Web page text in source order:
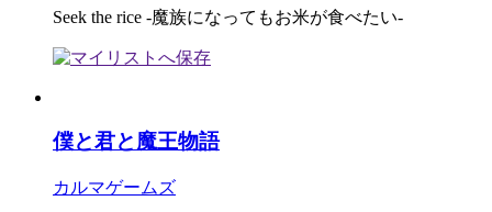
Seek the rice -魔族になってもお米が食べたい-
僕と君と魔王物語
カルマゲームズ